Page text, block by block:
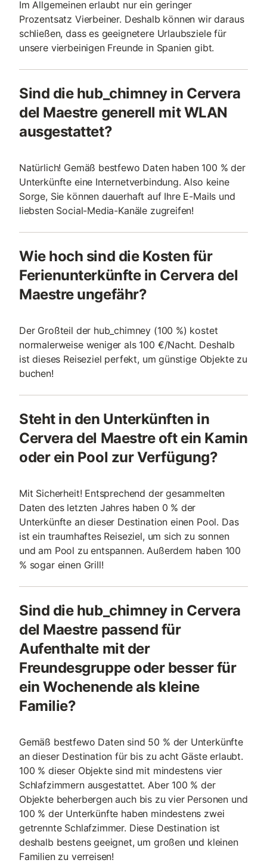
Im Allgemeinen erlaubt nur ein geringer
Prozentsatz Vierbeiner. Deshalb können wir daraus
schließen, dass es geeignetere Urlaubsziele für
unsere vierbeinigen Freunde in Spanien gibt.
Sind die hub_chimney in Cervera
del Maestre generell mit WLAN
ausgestattet?
Natürlich! Gemäß bestfewo Daten haben 100 % der
Unterkünfte eine Internetverbindung. Also keine
Sorge, Sie können dauerhaft auf Ihre E-Mails und
liebsten Social-Media-Kanäle zugreifen!
Wie hoch sind die Kosten für
Ferienunterkünfte in Cervera del
Maestre ungefähr?
Der Großteil der hub_chimney (100 %) kostet
normalerweise weniger als 100 €/Nacht. Deshalb
ist dieses Reiseziel perfekt, um günstige Objekte zu
buchen!
Steht in den Unterkünften in
Cervera del Maestre oft ein Kamin
oder ein Pool zur Verfügung?
Mit Sicherheit! Entsprechend der gesammelten
Daten des letzten Jahres haben 0 % der
Unterkünfte an dieser Destination einen Pool. Das
ist ein traumhaftes Reiseziel, um sich zu sonnen
und am Pool zu entspannen. Außerdem haben 100
% sogar einen Grill!
Sind die hub_chimney in Cervera
del Maestre passend für
Aufenthalte mit der
Freundesgruppe oder besser für
ein Wochenende als kleine
Familie?
Gemäß bestfewo Daten sind 50 % der Unterkünfte
an dieser Destination für bis zu acht Gäste erlaubt.
100 % dieser Objekte sind mit mindestens vier
Schlafzimmern ausgestattet. Aber 100 % der
Objekte beherbergen auch bis zu vier Personen und
100 % der Unterkünfte haben mindestens zwei
getrennte Schlafzimmer. Diese Destination ist
deshalb bestens geeignet, um großen und kleinen
Familien zu verreisen!